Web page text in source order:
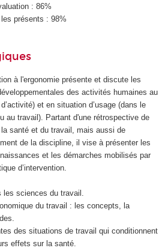
: 86%
présents : 98%
à l'ergonomie présente et discute les
des activités humaines au
et en situation d’usage (dans le
au travail). Partant d'une rétrospective de
santé et du travail, mais aussi de
de la discipline, il vise à présenter les
et les démarches mobilisés par
d’intervention.
les sciences du travail.
du travail : les concepts, la
des situations de travail qui conditionnent
effets sur la santé.